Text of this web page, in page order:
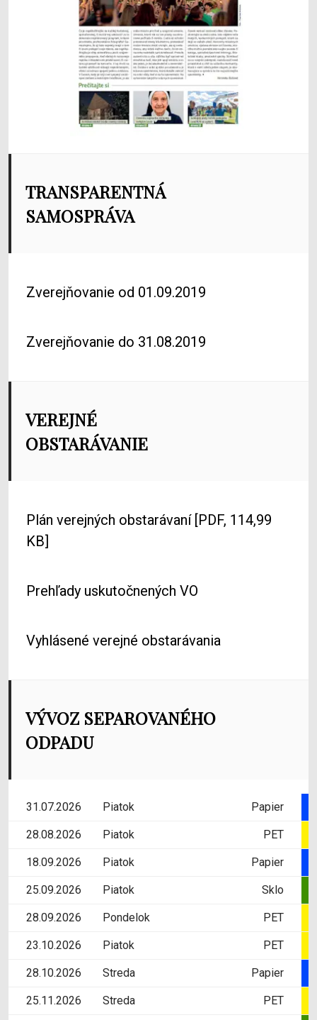
TRANSPARENTNÁ
SAMOSPRÁVA
Zverejňovanie od 01.09.2019
Zverejňovanie do 31.08.2019
VEREJNÉ
OBSTARÁVANIE
Plán verejných obstarávaní [PDF, 114,99
KB]
Prehľady uskutočnených VO
Vyhlásené verejné obstarávania
VÝVOZ SEPAROVANÉHO
ODPADU
Papier
31.07.2026 Piatok
PET
28.08.2026 Piatok
Papier
18.09.2026 Piatok
Sklo
25.09.2026 Piatok
PET
28.09.2026 Pondelok
PET
23.10.2026 Piatok
Papier
28.10.2026 Streda
PET
25.11.2026 Streda